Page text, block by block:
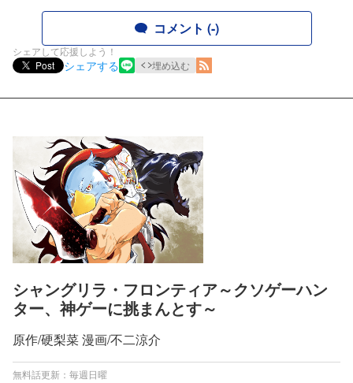
コメント (-)
シェアして応援しよう！
Post
シェアする 埋め込む
シャングリラ・フロンティア～クソゲーハン
ター、神ゲーに挑まんとす～
原作/硬梨菜 漫画/不二涼介
無料話更新：毎週日曜